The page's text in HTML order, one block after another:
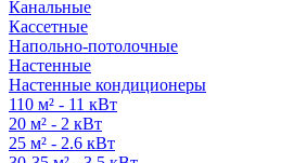
Канальные
Кассетные
Напольно-потолочные
Настенные
Настенные кондиционеры
110 м² - 11 кВт
20 м² - 2 кВт
25 м² - 2.6 кВт